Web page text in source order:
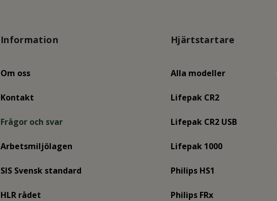
Information
Om oss
Kontakt
Frågor och svar
Arbetsmiljölagen
SIS Svensk standard
HLR rådet
Hjärtstartare
Alla modeller
Lifepak CR2
Lifepak CR2 USB
Lifepak 1000
Philips HS1
Philips FRx